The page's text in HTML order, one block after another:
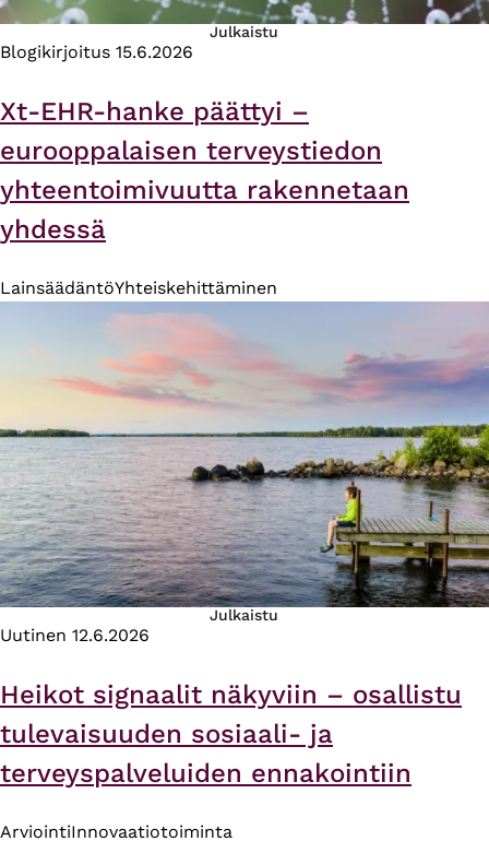
Julkaistu
Blogikirjoitus 15.6.2026
Xt-EHR-hanke päättyi –
eurooppalaisen terveystiedon
yhteentoimivuutta rakennetaan
yhdessä
LainsäädäntöYhteiskehittäminen
Julkaistu
Uutinen 12.6.2026
Heikot signaalit näkyviin – osallistu
tulevaisuuden sosiaali- ja
terveyspalveluiden ennakointiin
ArviointiInnovaatiotoiminta